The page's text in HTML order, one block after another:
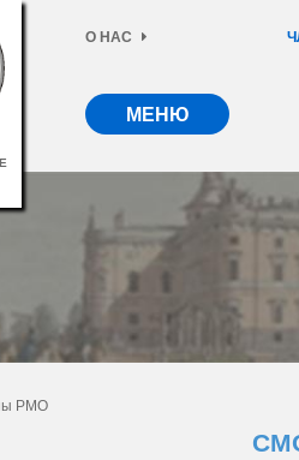
О НАС
МЕНЮ
РМО